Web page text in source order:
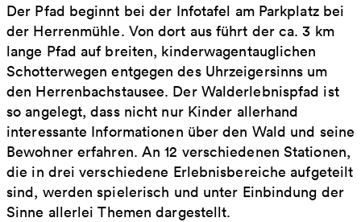
Der Pfad beginnt bei der Infotafel am Parkplatz bei
der Herrenmühle. Von dort aus führt der ca. 3 km
lange Pfad auf breiten, kinderwagentauglichen
Schotterwegen entgegen des Uhrzeigersinns um
den Herrenbachstausee. Der Walderlebnispfad ist
so angelegt, dass nicht nur Kinder allerhand
interessante Informationen über den Wald und seine
Bewohner erfahren. An 12 verschiedenen Stationen,
die in drei verschiedene Erlebnisbereiche aufgeteilt
sind, werden spielerisch und unter Einbindung der
Sinne allerlei Themen dargestellt.